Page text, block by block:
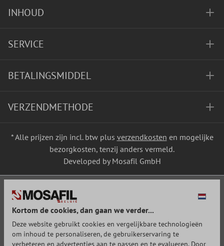
INHOUD
SERVICE
BETALINGSMIDDEL
VERZENDMETHODE
* Alle prijzen zijn incl. btw plus verzendkosten en mogelijke
bezorgkosten, tenzij anders vermeld.
Developed by Mosafil GmbH
Kortom de cookies, dan gaan we verder...
Deze website gebruikt cookies en vergelijkbare technologieën
om inhoud te personaliseren, de gebruikerservaring te
verbeteren en advertenties aan te passen en te evalueren. Door